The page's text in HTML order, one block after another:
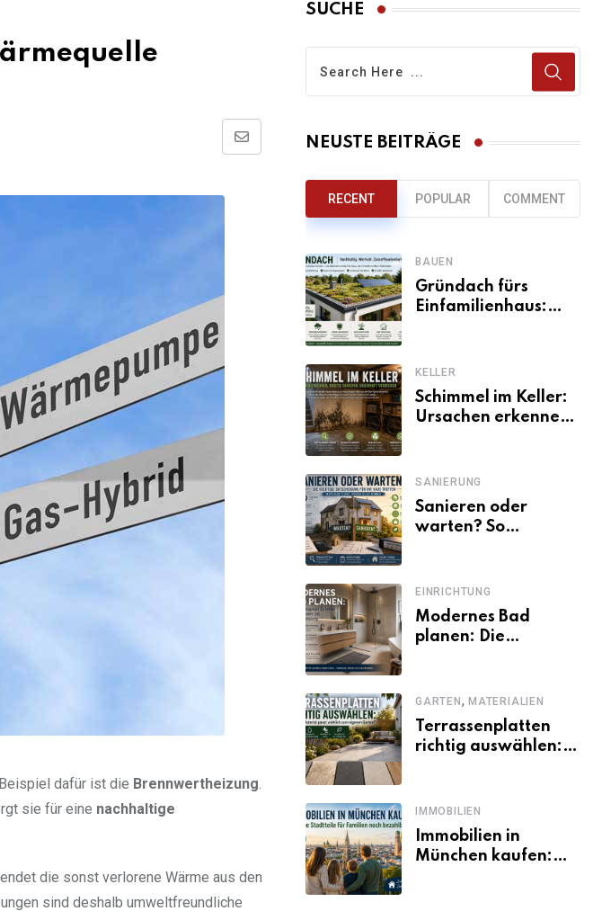
Share
dafür ist die Brennwertheizung.
sie für eine nachhaltige
die sonst verlorene Wärme aus den
sind deshalb umweltfreundliche
SUCHE
NEUSTE BEITRÄGE
RECENT POPULAR COMMENT
BAUEN
Gründach fürs
Einfamilienhaus:
ökologische Wirkung
KELLER
Schimmel im Keller:
Ursachen erkennen
SANIERUNG
Sanieren oder
warten? So
unsicherer Kosten,
Zinsen und
Förderbedingungen
EINRICHTUNG
Modernes Bad
planen: Die
Umsetzung
GARTEN, MATERIALIEN
Terrassenplatten
richtig auswählen:
eigenen Garten?
IMMOBILIEN
Immobilien in
München kaufen: